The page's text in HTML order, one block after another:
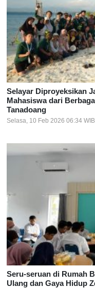
Selayar Diproyeksikan
Mahasiswa dari
Tanadoang
Selasa, 10 Feb 2026 06:34 WIB
Seru-seruan di Rumah
Ulang dan Gaya Hidup